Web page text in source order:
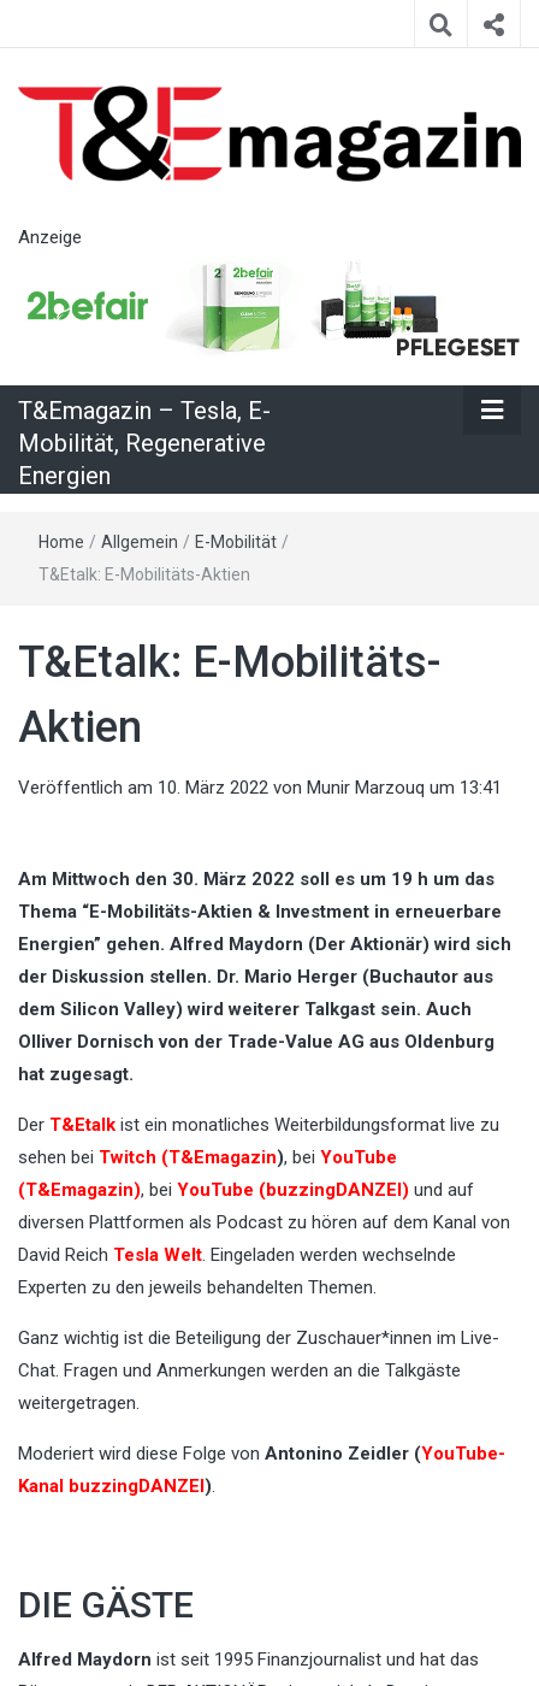
– Tesla, E-
Mobilität,
Regenerative
Energien
Anzeige
T&Emagazin – Tesla, E-
Mobilität, Regenerative
Energien
Home / Allgemein / E-Mobilität /
T&Etalk: E-Mobilitäts-Aktien
T&Etalk: E-Mobilitäts-
Aktien
Veröffentlich am 10. März 2022 von Munir Marzouq um 13:41
Am Mittwoch den 30. März 2022 soll es um 19 h um das
Thema “E-Mobilitäts-Aktien & Investment in erneuerbare
Energien” gehen. Alfred Maydorn (Der Aktionär) wird sich
der Diskussion stellen. Dr. Mario Herger (Buchautor aus
dem Silicon Valley) wird weiterer Talkgast sein. Auch
Olliver Dornisch von der Trade-Value AG aus Oldenburg
hat zugesagt.
Der T&Etalk ist ein monatliches Weiterbildungsformat live zu
sehen bei Twitch (T&Emagazin), bei YouTube
(T&Emagazin), bei YouTube (buzzingDANZEI) und auf
diversen Plattformen als Podcast zu hören auf dem Kanal von
David Reich Tesla Welt. Eingeladen werden wechselnde
Experten zu den jeweils behandelten Themen.
Ganz wichtig ist die Beteiligung der Zuschauer*innen im Live-
Chat. Fragen und Anmerkungen werden an die Talkgäste
weitergetragen.
Moderiert wird diese Folge von Antonino Zeidler (YouTube-
Kanal buzzingDANZEI ).
DIE GÄSTE
Alfred Maydorn ist seit 1995 Finanzjournalist und hat das